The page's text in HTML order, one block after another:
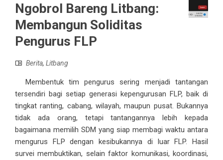
Ngobrol Bareng Litbang:
Membangun Soliditas
Pengurus FLP
Berita, Litbang
Membentuk tim pengurus sering menjadi tantangan
tersendiri bagi setiap generasi kepengurusan FLP, baik di
tingkat ranting, cabang, wilayah, maupun pusat. Bukannya
tidak ada orang, tetapi tantangannya lebih kepada
bagaimana memilih SDM yang siap membagi waktu antara
mengurus FLP dengan kesibukannya di luar FLP. Hasil
survei membuktikan, selain faktor komunikasi, koordinasi,